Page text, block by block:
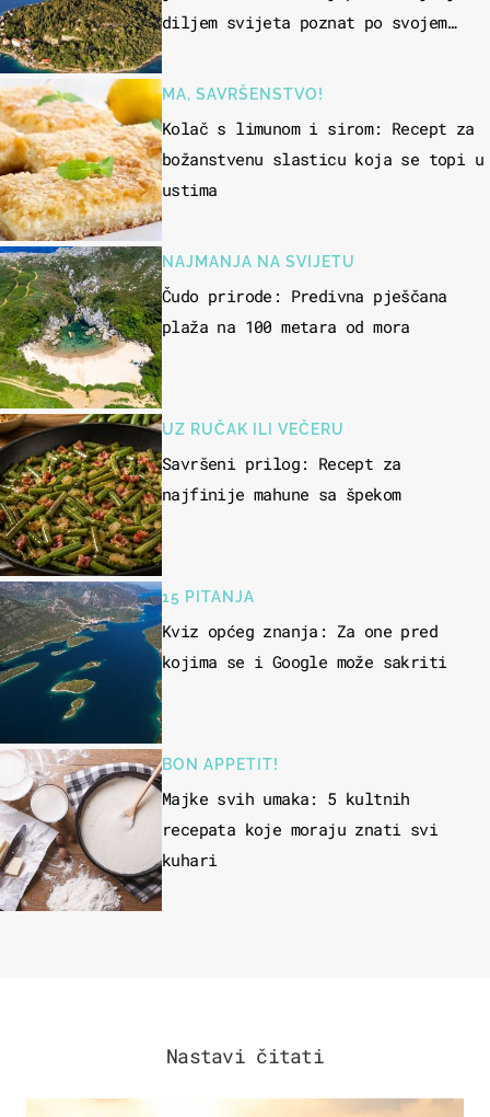
diljem svijeta poznat po svojem
MA, SAVRŠENSTVO!
Kolač s limunom i sirom: Recept za
božanstvenu slasticu koja se topi u
ustima
NAJMANJA NA SVIJETU
Čudo prirode: Predivna pješčana
plaža na 100 metara od mora
UZ RUČAK ILI VEČERU
Savršeni prilog: Recept za
najfinije mahune sa špekom
15 PITANJA
Kviz općeg znanja: Za one pred
kojima se i Google može sakriti
BON APPETIT!
Majke svih umaka: 5 kultnih
recepata koje moraju znati svi
kuhari
Nastavi čitati